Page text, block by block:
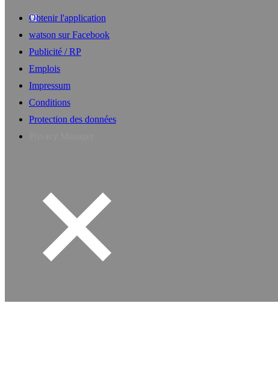
Obtenir l'application
watson sur Facebook
Publicité / RP
Emplois
Impressum
Conditions
Protection des données